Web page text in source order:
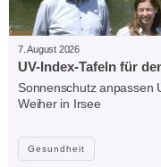
Gesundheit
7. August 2026
UV-Index-Tafeln für
Sonnenschutz anpassen
Weiher in Irsee